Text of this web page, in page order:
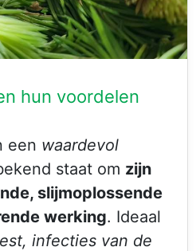
hun voordelen
een waardevol
staat om zijn
slijmoplossende
werking. Ideaal
infecties van de